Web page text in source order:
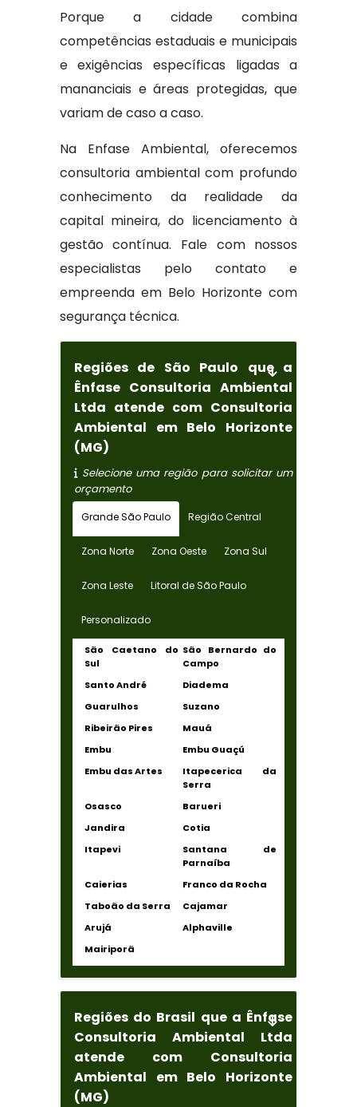
Porque a cidade combina
competências estaduais e municipais
e exigências específicas ligadas a
mananciais e áreas protegidas, que
variam de caso a caso.
Na Enfase Ambiental, oferecemos
consultoria ambiental com profundo
conhecimento da realidade da
capital mineira, do licenciamento à
gestão contínua. Fale com nossos
especialistas pelo contato e
empreenda em Belo Horizonte com
segurança técnica.
Regiões de São Paulo que a
Ênfase Consultoria Ambiental
Ltda atende com Consultoria
Ambiental em Belo Horizonte
(MG)
Selecione uma região para solicitar um
orçamento
Grande São Paulo Região Central
Zona Norte Zona Oeste Zona Sul
Zona Leste Litoral de São Paulo
Personalizado
São Caetano do
Sul
São Bernardo do
Campo
Santo André
Diadema
Guarulhos
Suzano
Ribeirão Pires
Mauá
Embu
Embu Guaçú
Embu das Artes
Itapecerica da
Serra
Osasco
Barueri
Jandira
Cotia
Itapevi
Santana de
Parnaíba
Caierias
Franco da Rocha
Taboão da Serra
Cajamar
Arujá
Alphaville
Mairiporã
Regiões do Brasil que a Ênfase
Consultoria Ambiental Ltda
atende com Consultoria
Ambiental em Belo Horizonte
(MG)